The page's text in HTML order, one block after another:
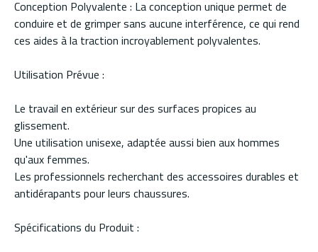
Conception Polyvalente : La conception unique permet de
conduire et de grimper sans aucune interférence, ce qui rend
ces aides à la traction incroyablement polyvalentes.
Utilisation Prévue :
Le travail en extérieur sur des surfaces propices au
glissement.
Une utilisation unisexe, adaptée aussi bien aux hommes
qu'aux femmes.
Les professionnels recherchant des accessoires durables et
antidérapants pour leurs chaussures.
Spécifications du Produit :